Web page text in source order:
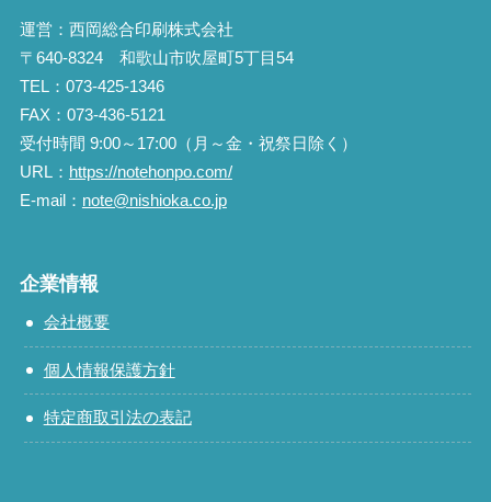
運営：西岡総合印刷株式会社
〒640-8324 和歌山市吹屋町5丁目54
TEL：073-425-1346
FAX：073-436-5121
受付時間 9:00～17:00（月～金・祝祭日除く）
URL： https://notehonpo.com/
E-mail： note@nishioka.co.jp
企業情報
会社概要
個人情報保護方針
特定商取引法の表記